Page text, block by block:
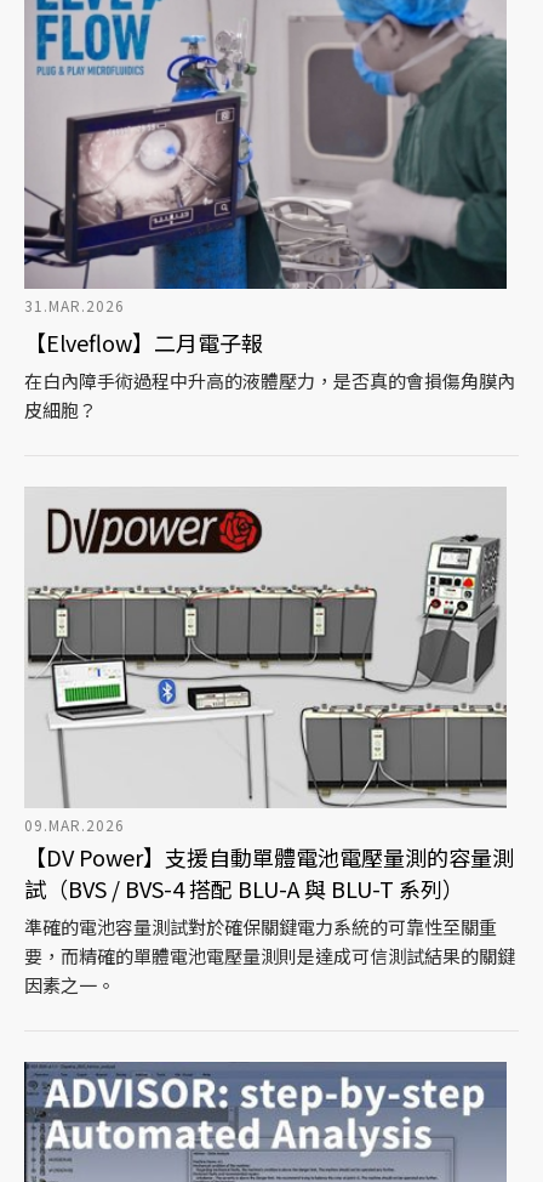
31.MAR.2026
【Elveflow】二月電子報
在白內障手術過程中升高的液體壓力，是否真的會損傷角膜內
皮細胞？
09.MAR.2026
【DV Power】支援自動單體電池電壓量測的容量測
試（BVS / BVS-4 搭配 BLU-A 與 BLU-T 系列）
準確的電池容量測試對於確保關鍵電力系統的可靠性至關重
要，而精確的單體電池電壓量測則是達成可信測試結果的關鍵
因素之一。